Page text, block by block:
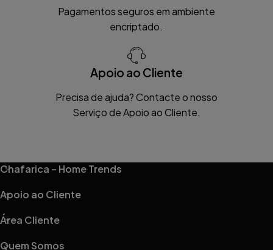
Pagamentos seguros em ambiente
encriptado.
Apoio ao Cliente
Precisa de ajuda? Contacte o nosso
Serviço de Apoio ao Cliente.
Chafarica – Home Trends
Apoio ao Cliente
Área Cliente
Quem Somos